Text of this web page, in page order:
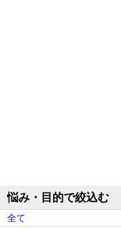
悩み・目的で絞込む
全て